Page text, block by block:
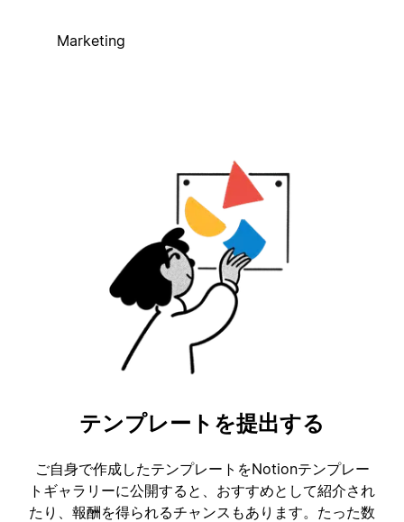
Marketing
テンプレートを提出する
ご自身で作成したテンプレートをNotionテンプレー
トギャラリーに公開すると、おすすめとして紹介され
たり、報酬を得られるチャンスもあります。たった数